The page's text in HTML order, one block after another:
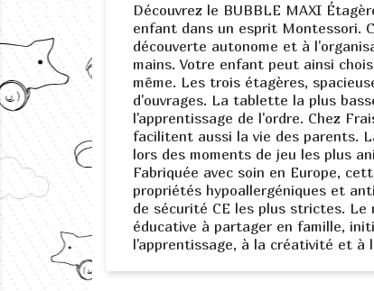
Découvrez le BUBBLE MAXI
enfant dans un esprit Montessori.
découverte autonome et à
mains. Votre enfant peut ainsi
même. Les trois étagères,
d'ouvrages. La tablette la plus
l'apprentissage de l'ordre. Chez
facilitent aussi la vie des parents.
lors des moments de jeu les plus
Fabriquée avec soin en Europe,
propriétés hypoallergéniques et
de sécurité CE les plus strictes.
éducative à partager en famille,
l'apprentissage, à la créativité et à